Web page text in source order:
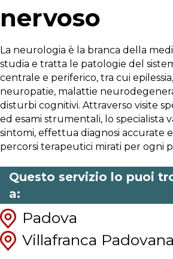
nervoso
La neurologia è la branca della
studia e tratta le patologie del
centrale e periferico, tra cui
neuropatie, malattie
disturbi cognitivi. Attraverso visite
ed esami strumentali, lo specialista
sintomi, effettua diagnosi accurate
percorsi terapeutici mirati per ogni
Questo servizio lo puoi
a:
Padova
Villafranca Padovana